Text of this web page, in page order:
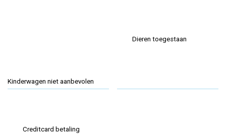
Kinderwagen niet aanbevolen
Dieren toegestaan
Creditcard betaling